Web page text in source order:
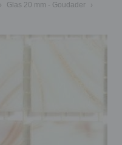
› Glas 20 mm - Goudader
›